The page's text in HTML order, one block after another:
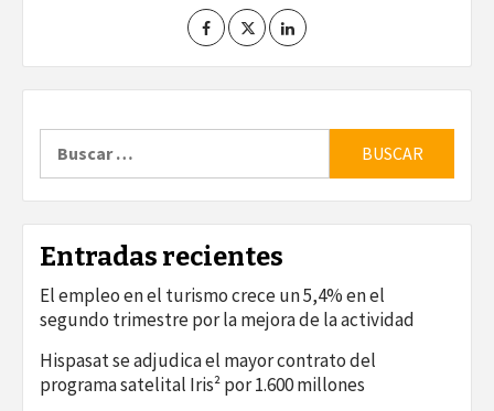
Entradas recientes
El empleo en el turismo crece un 5,4% en el
segundo trimestre por la mejora de la actividad
Hispasat se adjudica el mayor contrato del
programa satelital Iris² por 1.600 millones